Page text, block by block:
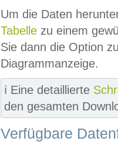
Um die Daten
Tabelle zu einem
Sie dann die Option
Diagrammanzeige.
ℹ️ Eine detaillierte
den gesamten
Verfügbare